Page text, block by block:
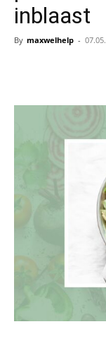
inblaast
By maxwelhelp -